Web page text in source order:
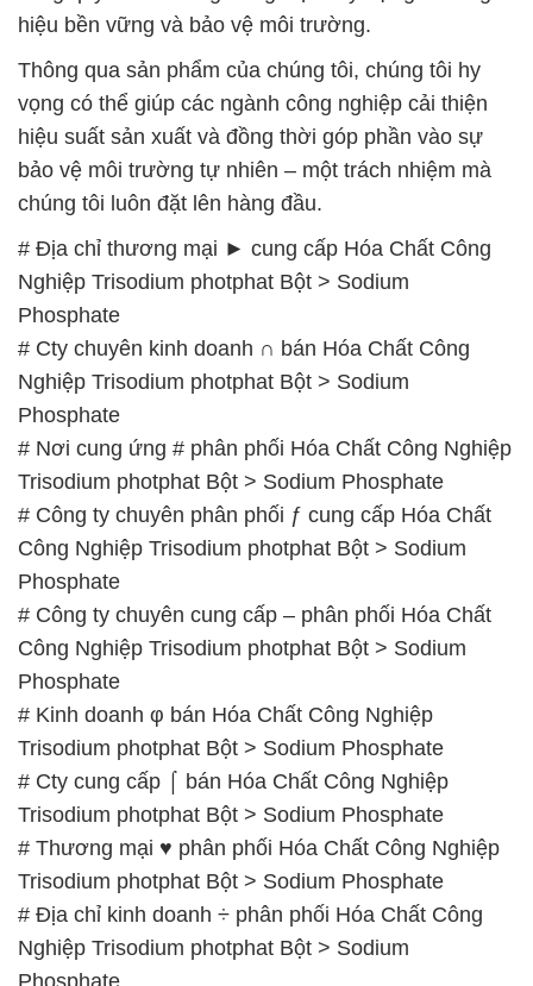
bảo vệ môi trường tự nhiên – một trách nhiệm mà
chúng tôi luôn đặt lên hàng đầu.
# Địa chỉ thương mại ► cung cấp Hóa Chất Công
Nghiệp Trisodium photphat Bột > Sodium
Phosphate
# Cty chuyên kinh doanh ∩ bán Hóa Chất Công
Nghiệp Trisodium photphat Bột > Sodium
Phosphate
# Nơi cung ứng # phân phối Hóa Chất Công Nghiệp
Trisodium photphat Bột > Sodium Phosphate
# Công ty chuyên phân phối ƒ cung cấp Hóa Chất
Công Nghiệp Trisodium photphat Bột > Sodium
Phosphate
# Công ty chuyên cung cấp – phân phối Hóa Chất
Công Nghiệp Trisodium photphat Bột > Sodium
Phosphate
# Kinh doanh φ bán Hóa Chất Công Nghiệp
Trisodium photphat Bột > Sodium Phosphate
# Cty cung cấp ⌠ bán Hóa Chất Công Nghiệp
Trisodium photphat Bột > Sodium Phosphate
# Thương mại ♥ phân phối Hóa Chất Công Nghiệp
Trisodium photphat Bột > Sodium Phosphate
# Địa chỉ kinh doanh ÷ phân phối Hóa Chất Công
Nghiệp Trisodium photphat Bột > Sodium
Phosphate
# Cty thương mại và bán Hóa Chất Công Nghiệp
Trisodium photphat Bột > Sodium Phosphate
# Nhà bán hàng [ phân phối ] Hóa Chất Công
Nghiệp Trisodium photphat Bột > Sodium